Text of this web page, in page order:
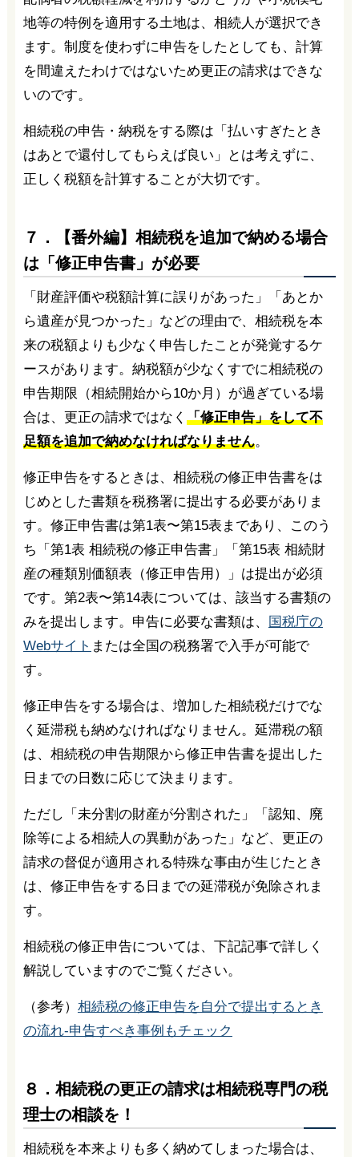
地等の特例を適用する土地は、相続人が選択でき
ます。制度を使わずに申告をしたとしても、計算
を間違えたわけではないため更正の請求はできな
いのです。
相続税の申告・納税をする際は「払いすぎたとき
はあとで還付してもらえば良い」とは考えずに、
正しく税額を計算することが大切です。
７．【番外編】相続税を追加で納める場合
は「修正申告書」が必要
「財産評価や税額計算に誤りがあった」「あとか
ら遺産が見つかった」などの理由で、相続税を本
来の税額よりも少なく申告したことが発覚するケ
ースがあります。納税額が少なくすでに相続税の
申告期限（相続開始から10か月）が過ぎている場
合は、更正の請求ではなく 「修正申告」をして不
足額を追加で納めなければなりません。
修正申告をするときは、相続税の修正申告書をは
じめとした書類を税務署に提出する必要がありま
す。修正申告書は第1表〜第15表まであり、このう
ち「第1表 相続税の修正申告書」「第15表 相続財
産の種類別価額表（修正申告用）」は提出が必須
です。第2表〜第14表については、該当する書類の
みを提出します。申告に必要な書類は、
国税庁の
Webサイト または全国の税務署で入手が可能で
す。
修正申告をする場合は、増加した相続税だけでな
く延滞税も納めなければなりません。延滞税の額
は、相続税の申告期限から修正申告書を提出した
日までの日数に応じて決まります。
ただし「未分割の財産が分割された」「認知、廃
除等による相続人の異動があった」など、更正の
請求の督促が適用される特殊な事由が生じたとき
は、修正申告をする日までの延滞税が免除されま
す。
相続税の修正申告については、下記記事で詳しく
解説していますのでご覧ください。
（参考） 相続税の修正申告を自分で提出するとき
の流れ-申告すべき事例もチェック
８．相続税の更正の請求は相続税専門の税
理士の相談を！
相続税を本来よりも多く納めてしまった場合は、